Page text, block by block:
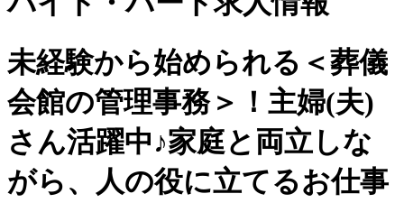
未経験から始められる＜葬儀
会館の管理事務＞！主婦(夫)
さん活躍中♪家庭と両立しな
がら、人の役に立てるお仕事